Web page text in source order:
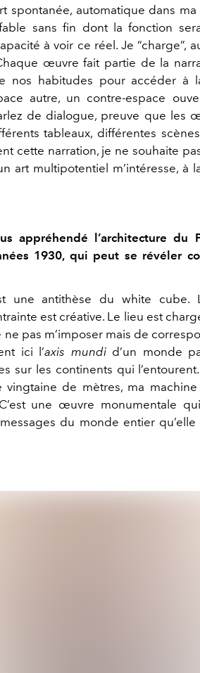
spontanée, automatique dans ma
sans fin dont la fonction
à voir ce réel. Je “charge”,
œuvre fait partie de la
nos habitudes pour accéder à
autre, un contre-espace
de dialogue, preuve que les
tableaux, différentes
cette narration, je ne souhaite
art multipotentiel m’intéresse, à
appréhendé l’architecture du
1930, qui peut se révéler
une antithèse du white
est créative. Le lieu est
ne pas m’imposer mais de
ici l’axis mundi d’un monde
sur les continents qui
vingtaine de mètres, ma
une œuvre monumentale
du monde entier